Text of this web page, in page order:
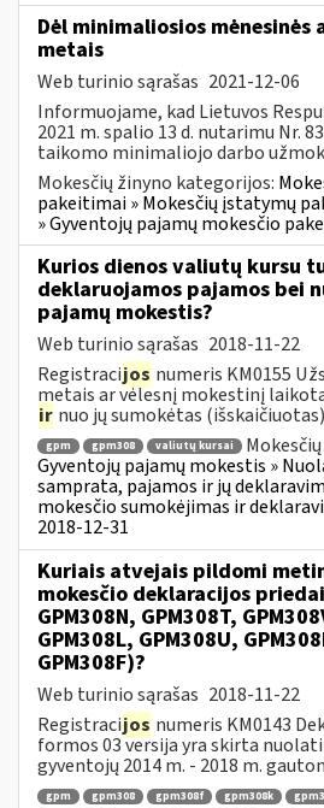
Dėl minimaliosios mėnesinės
metais
Web turinio sąrašas 2021-12-06
Informuojame, kad Lietuvos
2021 m. spalio 13 d. nutarimu Nr.
taikomo minimaliojo darbo
Mokesčių žinyno kategorijos:
pakeitimai » Mokesčių įstatymų
» Gyventojų pajamų mokesčio
Kurios dienos valiutų kursu
deklaruojamos pajamos bei
pajamų mokestis?
Web turinio sąrašas 2018-11-22
Registracijos numeris KM0155
metais ar vėlesnį mokestinį
ir nuo jų sumokėtas
gpm gpm308 valiutų kursai
Gyventojų pajamų mokestis »
samprata, pajamos ir jų
mokesčio sumokėjimas ir
2018-12-31
Kuriais atvejais pildomi
mokesčio deklaracijos priedai
GPM308N, GPM308T,
GPM308L, GPM308U,
GPM308F)?
Web turinio sąrašas 2018-11-22
Registracijos numeris KM0143
formos 03 versija yra skirta
gyventojų 2014 m. - 2018 m.
gpm gpm308 gpm308f gpm308k